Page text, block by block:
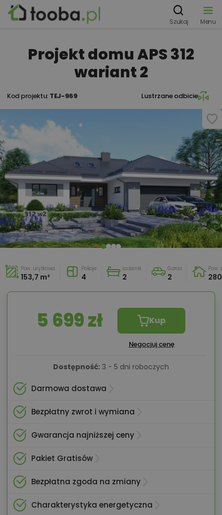
Szukaj Menu
Projekt domu APS 312
wariant 2
Kod projektu: TEJ-969 Lustrzane odbicie
Pow. użytkowa
153,7 m²
Pokoje
4
Łazienki
2
Garaż
2
Pow.
5 699 zł Kup
Negocjuj cenę
Dostępność: 3 - 5 dni roboczych
Darmowa dostawa
Bezpłatny zwrot i wymiana
Gwarancja najniższej ceny
Pakiet Gratisów
Bezpłatna zgoda na zmiany
Charakterystyka energetyczna